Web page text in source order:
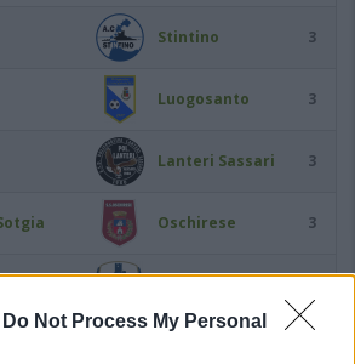
Do Not Process My Personal
Stintino 3
Luogosanto 3
Lanteri Sassari 3
Oschirese 3